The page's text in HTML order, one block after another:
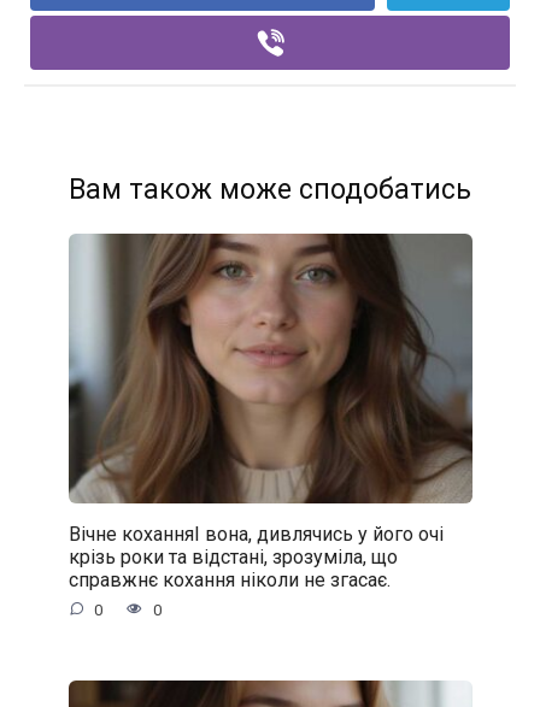
Вам також може сподобатись
Вічне коханняІ вона, дивлячись у його очі
крізь роки та відстані, зрозуміла, що
справжнє кохання ніколи не згасає.
0 0